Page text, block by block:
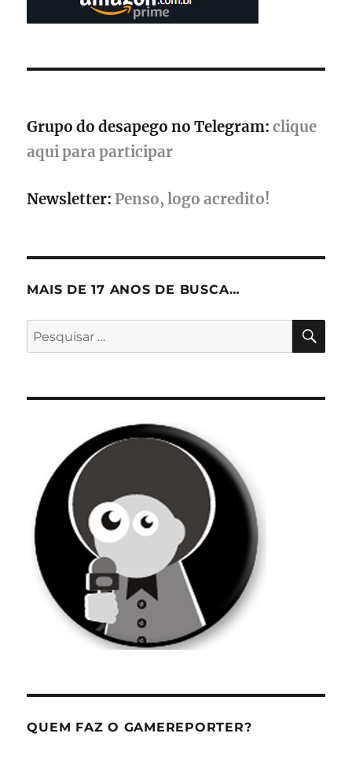
Grupo do desapego no Telegram: clique
aqui para participar
Newsletter: Penso, logo acredito!
MAIS DE 17 ANOS DE BUSCA…
Pesquisar
por:
QUEM FAZ O GAMEREPORTER?